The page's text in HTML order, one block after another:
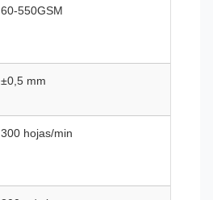
60-550GSM
±0,5 mm
300 hojas/min